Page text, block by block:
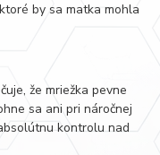
by sa matka mohla
že mriežka pevne
sa ani pri náročnej
kontrolu nad